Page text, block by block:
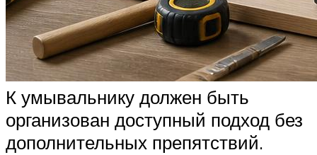
К умывальнику должен быть
организован доступный подход без
дополнительных препятствий.